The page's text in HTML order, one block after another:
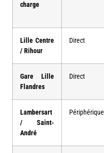
charge
Lille Centre
/ Rihour
Direct
Gare Lille
Flandres
Direct
Lambersart
/ Saint-
André
Périphérique